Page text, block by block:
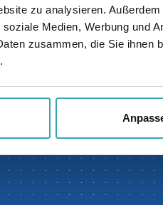
zu analysieren.
Medien, Werbung und
zusammen, die Sie ihnen
Demo
+31(0)499-367 606|